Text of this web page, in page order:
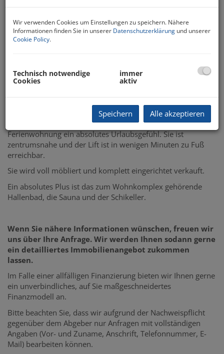
Beschreibung
Ferienhighlight mit Pool!
Diese Ferienwohnung in Saalbach, Salzburg, ist eine ganz
besondere Gelegenheit für Sie!
Mit einer Nutzfläche von ca. 51,47m² inkl. Loggia, einem im
Haus zugehörigen Innenpool und Sauna bietet Ihnen diese
Ferienwohnung ein absolutes Urlaubsgefühl. Sie ist
zentrumsnahe und der Lift ist in wenigen Minuten zu Fuß
erreichbar.
Sie wird voll möbliert und komplett eingerichtet verkauft.
Ein absolutes Plus ist das zum Wohnkomplex gehörende
Hallenbad, die Sauna und der Schikeller.
Wenn Sie nähere Informationen wünschen, freuen wir
uns über Ihre Anfrage. Wir werden Ihnen sodann gerne
ein detailliertes Immobilienangebot zukommen
lassen.
Im Falle einer allfälligen Finanzierung bieten wir Ihnen gerne
ein unverbindliches, auf Sie maßgeschneidertes
Finanzmodell an.
Bitte beachten Sie, dass wir aufgrund der Nachweispflicht
gegenüber dem Abgeber nur Anfragen mit vollständigen
Angaben (Vor- und Zuname, Anschrift, Telefonnummer, E-
Mail) bearbeiten können.
Wir verwenden Cookies um Einstellungen zu speichern. Nähere
Informationen finden Sie in unserer Datenschutzerklärung und unserer
Cookie Policy.
Technisch notwendige
Cookies
immer
aktiv
Speichern Alle akzeptieren